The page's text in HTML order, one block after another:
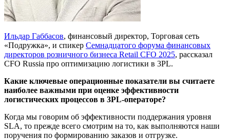
Ильдар Габбасов, финансовый директор, Торговая сеть
«Подружка», и спикер Семнадцатого форума финансовых
директоров розничного бизнеса Retail CFO 2025, рассказал
CFO Russia про оптимизацию логистики в 3PL.
Какие ключевые операционные показатели вы считаете
наиболее важными при оценке эффективности
логистических процессов в 3PL-операторе?
Когда мы говорим об эффективности поддержания уровня
SLA, то прежде всего смотрим на то, как выполняются наши
поручения по формированию заказов и отгрузке.